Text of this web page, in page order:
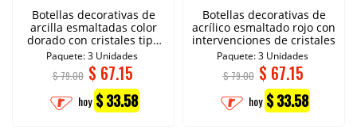
Botellas decorativas de
arcilla esmaltadas color
dorado con cristales tipo
espejo
Paquete: 3 Unidades
$ 79.00 $ 67.15
hoy $ 33.58
Botellas decorativas de
acrílico esmaltado rojo con
intervenciones de cristales
Paquete: 3 Unidades
$ 79.00 $ 67.15
hoy $ 33.58